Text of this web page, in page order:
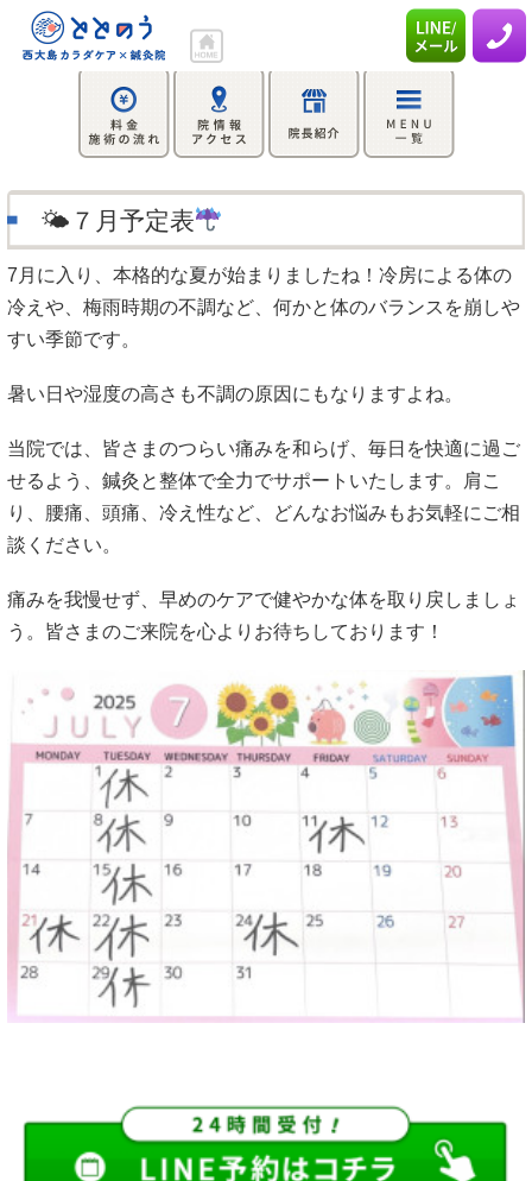
🌤７月予定表
7月に入り、本格的な夏が始まりましたね！冷房による体の
冷えや、梅雨時期の不調など、何かと体のバランスを崩しや
すい季節です。
暑い日や湿度の高さも不調の原因にもなりますよね。
当院では、皆さまのつらい痛みを和らげ、毎日を快適に過ご
せるよう、鍼灸と整体で全力でサポートいたします。肩こ
り、腰痛、頭痛、冷え性など、どんなお悩みもお気軽にご相
談ください。
痛みを我慢せず、早めのケアで健やかな体を取り戻しましょ
う。皆さまのご来院を心よりお待ちしております！